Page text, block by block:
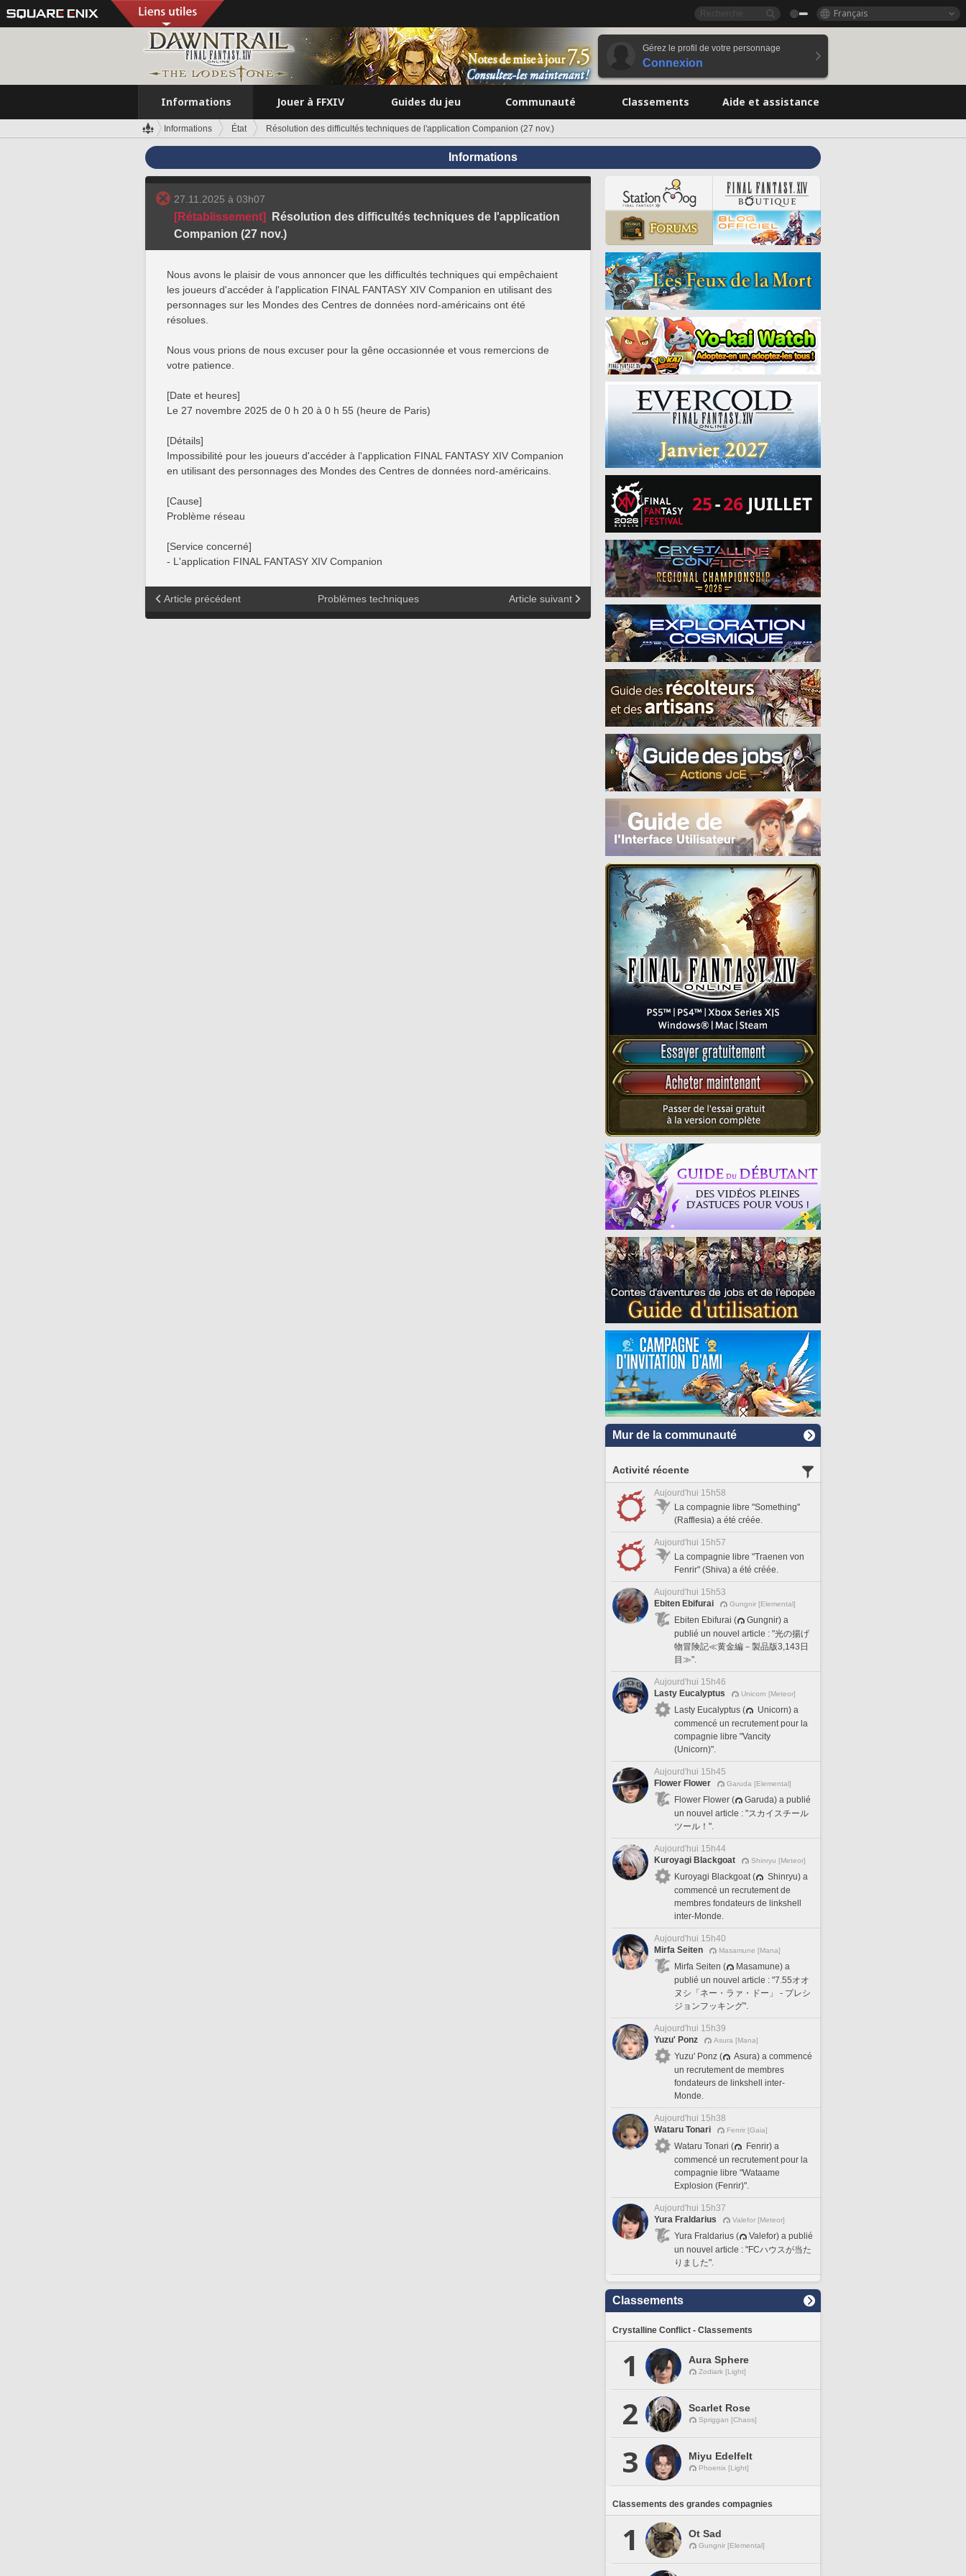
Français
Gérez le profil de votre personnage
Connexion
Informations Jouer à FFXIV Guides du jeu Communauté Classements Aide et assistance
Informations État Résolution des difficultés techniques de l'application Companion (27 nov.)
Informations
27.11.2025 à 03h07
[Rétablissement]
Résolution des difficultés techniques de l'application
Companion (27 nov.)
Nous avons le plaisir de vous annoncer que les difficultés techniques qui empêchaient
les joueurs d'accéder à l'application FINAL FANTASY XIV Companion en utilisant des
personnages sur les Mondes des Centres de données nord-américains ont été
résolues.
Nous vous prions de nous excuser pour la gêne occasionnée et vous remercions de
votre patience.
[Date et heures]
Le 27 novembre 2025 de 0 h 20 à 0 h 55 (heure de Paris)
[Détails]
Impossibilité pour les joueurs d'accéder à l'application FINAL FANTASY XIV Companion
en utilisant des personnages des Mondes des Centres de données nord-américains.
[Cause]
Problème réseau
[Service concerné]
- L'application FINAL FANTASY XIV Companion
Article précédent Problèmes techniques Article suivant
Mur de la communauté
Activité récente
Aujourd'hui 15h58
La compagnie libre "Something"
(Rafflesia) a été créée.
Aujourd'hui 15h57
La compagnie libre "Traenen von
Fenrir" (Shiva) a été créée.
Aujourd'hui 15h53
Ebiten Ebifurai
Gungnir [Elemental]
Ebiten Ebifurai (
Gungnir) a
publié un nouvel article : "光の揚げ
物冒険記≪黄金編－製品版3,143日
目≫".
Aujourd'hui 15h46
Lasty Eucalyptus
Unicorn [Meteor]
Lasty Eucalyptus (
Unicorn) a
commencé un recrutement pour la
compagnie libre "Vancity
(Unicorn)".
Aujourd'hui 15h45
Flower Flower
Garuda [Elemental]
Flower Flower (
Garuda) a publié
un nouvel article : "スカイスチール
ツール！".
Aujourd'hui 15h44
Kuroyagi Blackgoat
Shinryu [Meteor]
Kuroyagi Blackgoat (
Shinryu) a
commencé un recrutement de
membres fondateurs de linkshell
inter-Monde.
Aujourd'hui 15h40
Mirfa Seiten
Masamune [Mana]
Mirfa Seiten (
Masamune) a
publié un nouvel article : "7.55オオ
ヌシ「ネー・ラァ・ドー」 - プレシ
ジョンフッキング".
Aujourd'hui 15h39
Yuzu' Ponz
Asura [Mana]
Yuzu' Ponz (
Asura) a commencé
un recrutement de membres
fondateurs de linkshell inter-
Monde.
Aujourd'hui 15h38
Wataru Tonari
Fenrir [Gaia]
Wataru Tonari (
Fenrir) a
commencé un recrutement pour la
compagnie libre "Wataame
Explosion (Fenrir)".
Aujourd'hui 15h37
Yura Fraldarius
Valefor [Meteor]
Yura Fraldarius (
Valefor) a publié
un nouvel article : "FCハウスが当た
りました".
Classements
Crystalline Conflict - Classements
1 Aura Sphere
Zodiark [Light]
2 Scarlet Rose
Spriggan [Chaos]
3 Miyu Edelfelt
Phoenix [Light]
Classements des grandes compagnies
1 Ot Sad
Gungnir [Elemental]